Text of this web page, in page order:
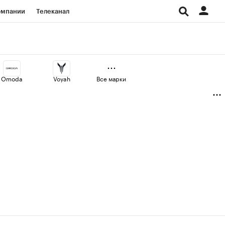
Телеканал
Проверка контрагентов
Omoda Voyah Все марки